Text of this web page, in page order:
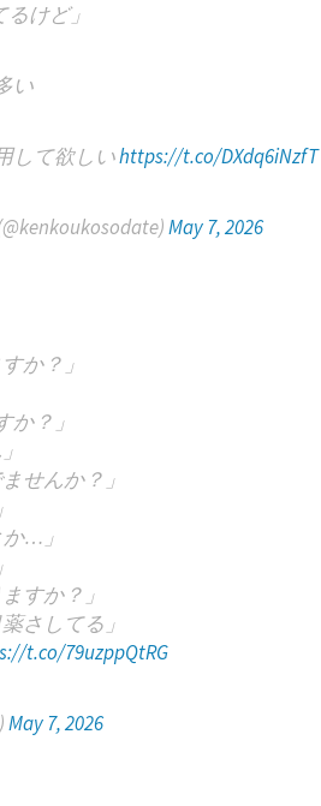
けど」
い
して欲しいhttps://t.co/DXdq6iNzfT
May 7, 2026
か？」
か？」
せんか？」
…」
すか？」
さしてる」
t.co/79uzppQtRG
May 7, 2026